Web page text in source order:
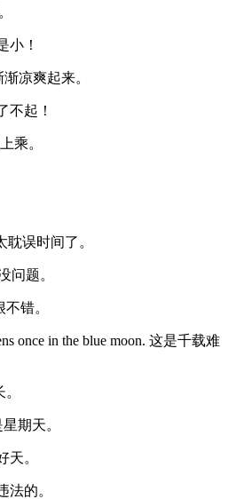
小！
凉爽起来。
不起！
乘。
耽误时间了。
问题。
错。
once in the blue moon. 这是千载难
期天。
天。
法的。